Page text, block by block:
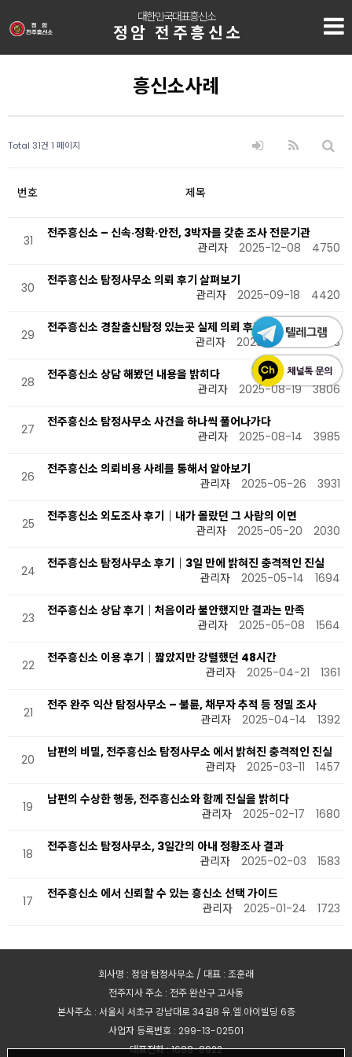
대한민국대표흥신소
정암 전주흥신소
흥신소사례
Total 31건 1 페이지
번호 제목
31
전주흥신소 – 신속·정확·안전, 3박자를 갖춘 조사 전문기관
관리자
2025-12-08 4750
30
전주흥신소 탐정사무소 의뢰 후기 살펴보기
관리자
2025-09-18 4420
29
전주흥신소 경찰출신탐정 있는곳 실제 의뢰 후기
관리자
2025-08-29 3863
28
전주흥신소 상담 해봤던 내용을 밝히다
관리자
2025-08-19 3806
27
전주흥신소 탐정사무소 사건을 하나씩 풀어나가다
관리자
2025-08-14 3985
26
전주흥신소 의뢰비용 사례를 통해서 알아보기
관리자
2025-05-26 3931
25
전주흥신소 외도조사 후기｜내가 몰랐던 그 사람의 이면
관리자
2025-05-20 2030
24
전주흥신소 탐정사무소 후기｜3일 만에 밝혀진 충격적인 진실
관리자
2025-05-14 1694
23
전주흥신소 상담 후기｜처음이라 불안했지만 결과는 만족
관리자
2025-05-08 1564
22
전주흥신소 이용 후기｜짧았지만 강렬했던 48시간
관리자
2025-04-21 1361
21
전주 완주 익산 탐정사무소 – 불륜, 채무자 추적 등 정밀 조사
관리자
2025-04-14 1392
20
남편의 비밀, 전주흥신소 탐정사무소 에서 밝혀진 충격적인 진실
관리자
2025-03-11 1457
19
남편의 수상한 행동, 전주흥신소와 함께 진실을 밝히다
관리자
2025-02-17 1680
18
전주흥신소 탐정사무소, 3일간의 아내 정황조사 결과
관리자
2025-02-03 1583
17
전주흥신소 에서 신뢰할 수 있는 흥신소 선택 가이드
관리자
2025-01-24 1723
회사명 : 정암 탐정사무소 / 대표 : 조훈래
전주지사 주소 : 전주 완산구 고사동
본사주소 : 서울시 서초구 강남대로 34길8 유.엘.아이빌딩 6층
사업자 등록번호 : 299-13-02501
대표전화 : 1688-8922